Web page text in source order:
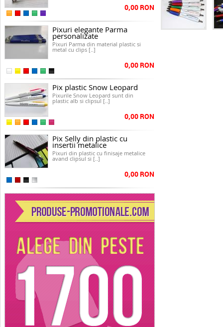
0,00 RON
Pixuri elegante Parma
personalizate
Pixuri Parma din material plastic si
metal cu clips [..]
0,00 RON
Pix plastic Snow Leopard
Pixurile Snow Leopard sunt din
plastic alb si clipsul [..]
0,00 RON
Pix Selly din plastic cu
insertii metalice
Pixuri din plastic cu finisaje metalice
avand clipsul si [..]
0,00 RON